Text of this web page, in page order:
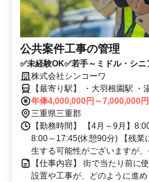
公共案件工事の管理
✅未経験OK✅若手～ミドル・シ
能✅年間休日120日以上
株式会社シンコーワ
【最寄り駅】 ・大羽根園駅 ・
年俸4,000,000円～7,000,000円
三重県三重郡
【勤務時間】 【4月～9月】
8:00～17:45(休憩90分) 【残業
生する可能性がございますが、
【仕事内容】 街で当たり前に
設置や工事が、どのように進